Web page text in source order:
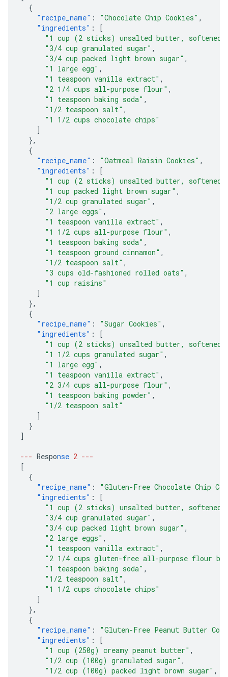
{
"recipe_name" : "Chocolate Chip Cookies" ,
"ingredients" :
[
"1 cup (2 sticks) unsalted butter, softened"
"3/4 cup granulated sugar" ,
"3/4 cup packed light brown sugar" ,
"1 large egg" ,
"1 teaspoon vanilla extract" ,
"2 1/4 cups all-purpose flour" ,
"1 teaspoon baking soda" ,
"1/2 teaspoon salt" ,
"1 1/2 cups chocolate chips"
]
},
{
"recipe_name" : "Oatmeal Raisin Cookies" ,
"ingredients" :
[
"1 cup (2 sticks) unsalted butter, softened"
"1 cup packed light brown sugar" ,
"1/2 cup granulated sugar" ,
"2 large eggs" ,
"1 teaspoon vanilla extract" ,
"1 1/2 cups all-purpose flour" ,
"1 teaspoon baking soda" ,
"1 teaspoon ground cinnamon" ,
"1/2 teaspoon salt" ,
"3 cups old-fashioned rolled oats" ,
"1 cup raisins"
]
},
{
"recipe_name" : "Sugar Cookies" ,
"ingredients" :
[
"1 cup (2 sticks) unsalted butter, softened"
"1 1/2 cups granulated sugar" ,
"1 large egg" ,
"1 teaspoon vanilla extract" ,
"2 3/4 cups all-purpose flour" ,
"1 teaspoon baking powder" ,
"1/2 teaspoon salt"
]
}
]
--- Response 2 ---
[
{
"recipe_name" :
"Gluten-Free Chocolate Chip
"ingredients" :
[
"1 cup (2 sticks) unsalted butter, softened"
"3/4 cup granulated sugar" ,
"3/4 cup packed light brown sugar" ,
"2 large eggs" ,
"1 teaspoon vanilla extract" ,
"2 1/4 cups gluten-free all-purpose flour
"1 teaspoon baking soda" ,
"1/2 teaspoon salt" ,
"1 1/2 cups chocolate chips"
]
},
{
"recipe_name" :
"Gluten-Free Peanut Butter
"ingredients" :
[
"1 cup (250g) creamy peanut butter" ,
"1/2 cup (100g) granulated sugar" ,
"1/2 cup (100g) packed light brown sugar" ,